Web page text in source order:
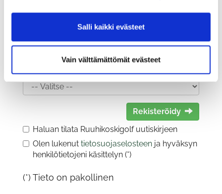
Salli kaikki evästeet
Vain välttämättömät evästeet
Sukupuoli:
Rekisteröidy
Haluan tilata Ruuhikoskigolf uutiskirjeen
Olen lukenut tietosuojaselosteen ja hyväksyn
henkilötietojeni käsittelyn (*)
(*) Tieto on pakollinen